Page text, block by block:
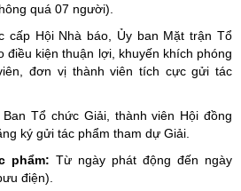
quá 07 người).
cấp Hội Nhà báo, Ủy ban Mặt trận Tổ
điều kiện thuận lợi, khuyến khích phóng
đơn vị thành viên tích cực gửi tác
Tổ chức Giải, thành viên Hội đồng
ký gửi tác phẩm tham dự Giải.
phẩm: Từ ngày phát động đến ngày
điện).